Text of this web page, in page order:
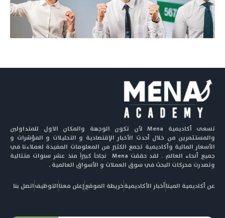
تسعى أكاديمية Mena لأن تكون الوجهة والمكان الاول للمتداولين
والمستثمرين من خلال أحدث الأخبار الإقتصادية و التحليلات و المؤشرات و
الأسعار المالية وأكاديمية تجمع الكثير من المعلومات المفيدة لعملاءنا في
جميع أنحاء العالم . لقد حققت Mena نجاحاً كبيراً منذ عشر سنوات متتالية
وتصدرت محركات البحث في سوق العملات و الأسواق العالمية .
عن أكاديمية الميناأخبار الأكاديميةخريطة الموقعإعلن معناالتوظيفاتصل بنا